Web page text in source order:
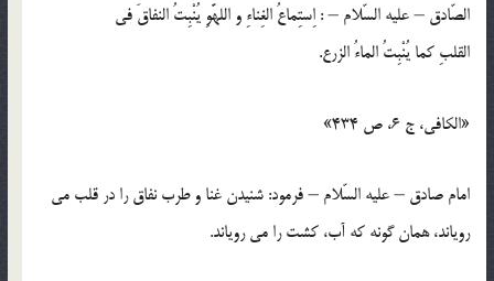
الصّادق – عليه السّلام – : اِستِماعُ الغِناءِ و اللهَّوِ يُنْبِتُ النفاقَ في
القلبِ كما يُنْبِتُ الماءُ الزرع.
«الكافي، ج 6، ص 434»
امام صادق – عليه السّلام – فرمود: شنيدن غنا و طرب نفاق را در قلب مي
روياند، همان گونه كه آب، کشت را مي روياند.